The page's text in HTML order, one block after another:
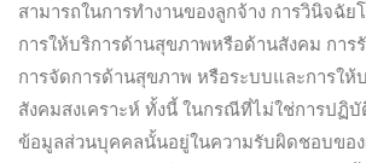
สามารถในการทำงานของลูกจ้าง การวินิจฉัย
การให้บริการด้านสุขภาพหรือด้านสังคม การ
การจัดการด้านสุขภาพ หรือระบบและการให้
สังคมสงเคราะห์ ทั้งนี้ ในกรณีที่ไม่ใช่การปฏิ
ข้อมูลส่วนบุคคลนั้นอยู่ในความรับผิดชอบขอ